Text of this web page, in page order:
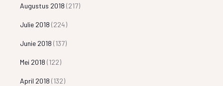
Augustus 2018 (217)
Julie 2018 (224)
Junie 2018 (137)
Mei 2018 (122)
April 2018 (132)